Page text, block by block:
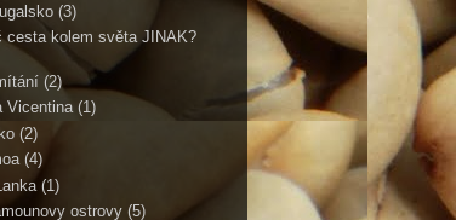
(3)
cesta kolem světa JINAK?
(2)
Vicentina (1)
(2)
(4)
(1)
ostrovy (5)